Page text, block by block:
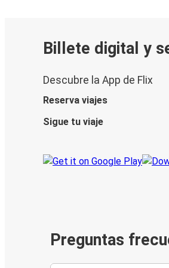
Billete digital y
Descubre la App de Flix
Reserva viajes
Sigue tu viaje
Preguntas